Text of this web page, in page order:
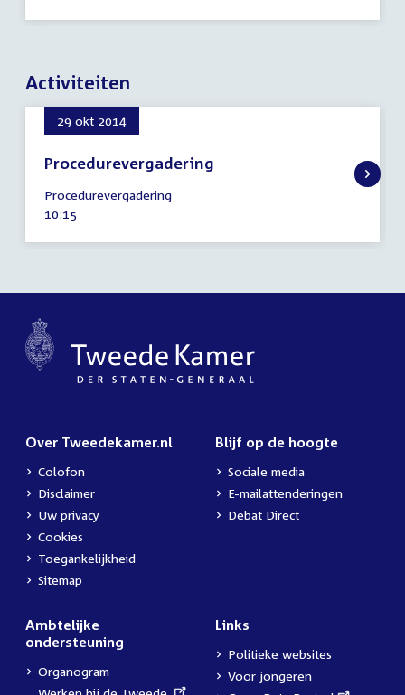
Activiteiten
29 okt 2014
Procedurevergadering
oktober
2014
Procedurevergadering
Tijd
10:15
Over Tweedekamer.nl
Colofon
Disclaimer
Uw privacy
Cookies
Toegankelijkheid
Sitemap
Blijf op de hoogte
Sociale media
E-mailattenderingen
Debat Direct
Ambtelijke
ondersteuning
Organogram
Links
Politieke websites
Voor jongeren